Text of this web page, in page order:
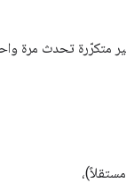
متكرّرة تحدث مرة